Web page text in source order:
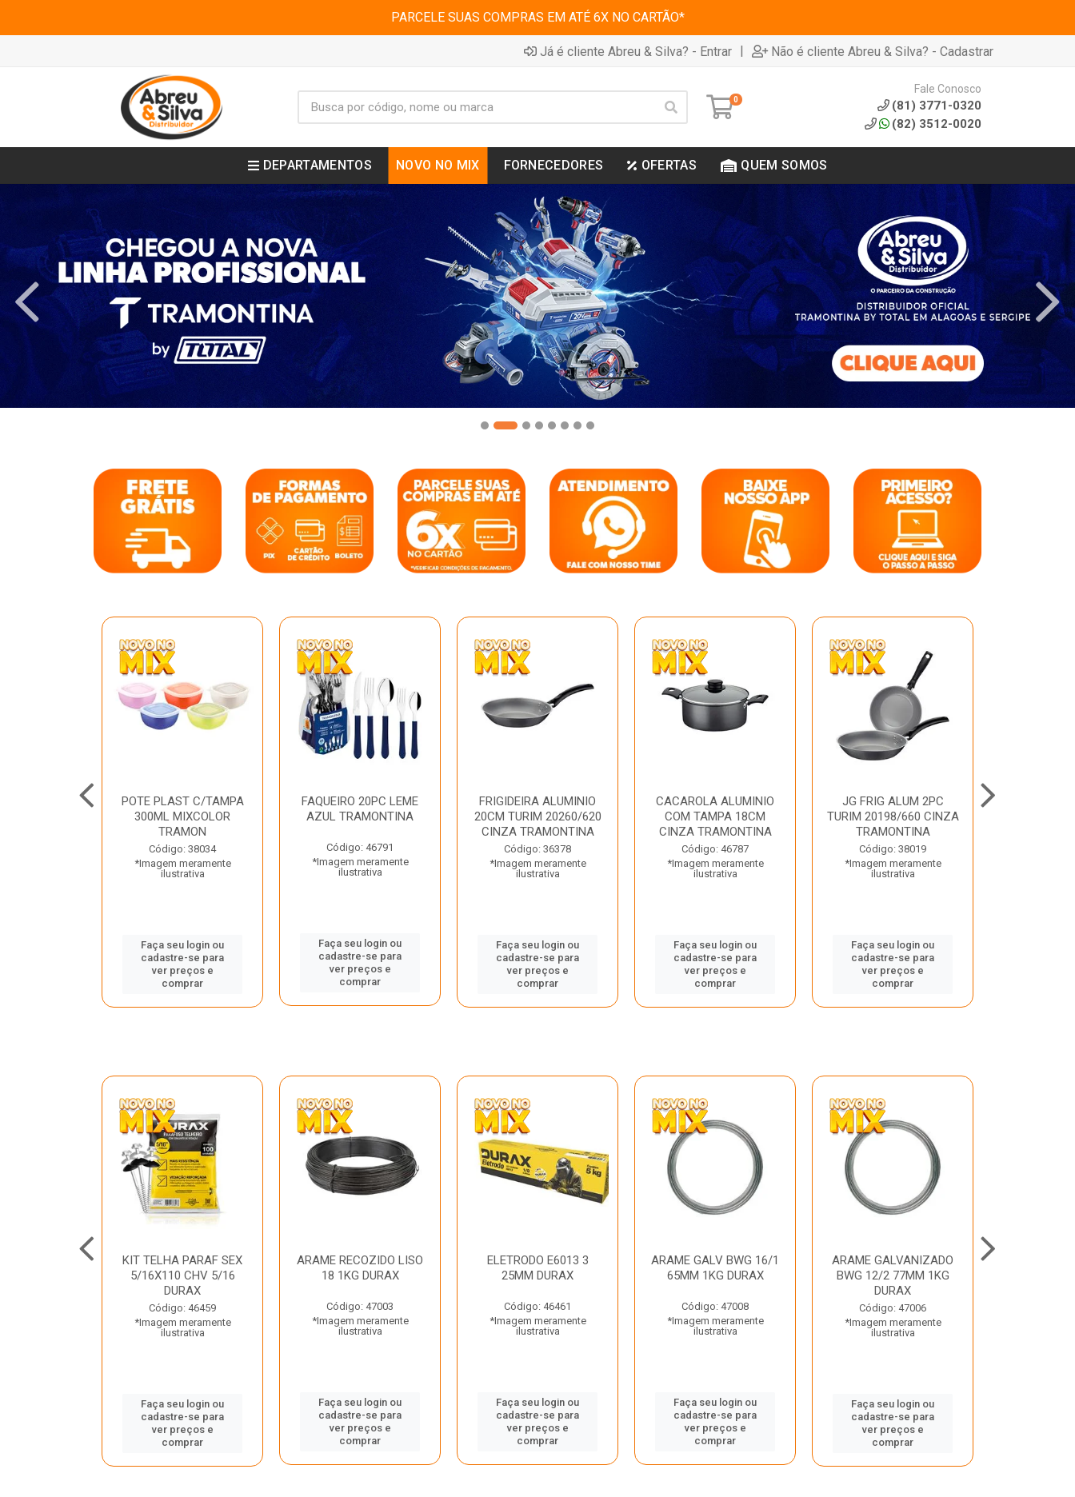
PARCELE SUAS COMPRAS EM ATÉ 6X NO CARTÃO*
Já é cliente Abreu & Silva? - Entrar | Não é cliente Abreu & Silva? - Cadastrar
0
Fale Conosco
(81) 3771-0320
(82) 3512-0020
DEPARTAMENTOS NOVO NO MIX FORNECEDORES OFERTAS QUEM SOMOS
POTE PLAST C/TAMPA
300ML MIXCOLOR
TRAMON
Código: 38034
*Imagem meramente
ilustrativa
Faça seu login ou
cadastre-se para
ver preços e
comprar
FAQUEIRO 20PC LEME
AZUL TRAMONTINA
Código: 46791
*Imagem meramente
ilustrativa
Faça seu login ou
cadastre-se para
ver preços e
comprar
FRIGIDEIRA ALUMINIO
20CM TURIM 20260/620
CINZA TRAMONTINA
Código: 36378
*Imagem meramente
ilustrativa
Faça seu login ou
cadastre-se para
ver preços e
comprar
CACAROLA ALUMINIO
COM TAMPA 18CM
CINZA TRAMONTINA
Código: 46787
*Imagem meramente
ilustrativa
Faça seu login ou
cadastre-se para
ver preços e
comprar
JG FRIG ALUM 2PC
TURIM 20198/660 CINZA
TRAMONTINA
Código: 38019
*Imagem meramente
ilustrativa
Faça seu login ou
cadastre-se para
ver preços e
comprar
KIT TELHA PARAF SEX
5/16X110 CHV 5/16
DURAX
Código: 46459
*Imagem meramente
ilustrativa
Faça seu login ou
cadastre-se para
ver preços e
comprar
ARAME RECOZIDO LISO
18 1KG DURAX
Código: 47003
*Imagem meramente
ilustrativa
Faça seu login ou
cadastre-se para
ver preços e
comprar
ELETRODO E6013 3
25MM DURAX
Código: 46461
*Imagem meramente
ilustrativa
Faça seu login ou
cadastre-se para
ver preços e
comprar
ARAME GALV BWG 16/1
65MM 1KG DURAX
Código: 47008
*Imagem meramente
ilustrativa
Faça seu login ou
cadastre-se para
ver preços e
comprar
ARAME GALVANIZADO
BWG 12/2 77MM 1KG
DURAX
Código: 47006
*Imagem meramente
ilustrativa
Faça seu login ou
cadastre-se para
ver preços e
comprar